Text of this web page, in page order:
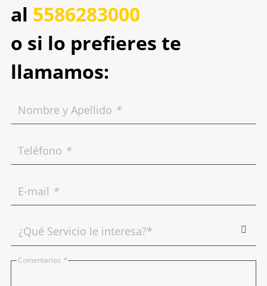
al 5586283000
o si lo prefieres te
llamamos:
Nombre y Apellido *
Teléfono *
E-mail *
Comentarios *